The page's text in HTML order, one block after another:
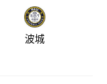
波城